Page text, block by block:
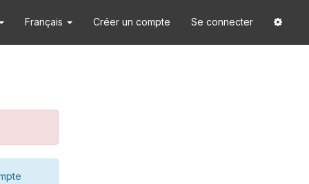
Français Créer un compte Se connecter